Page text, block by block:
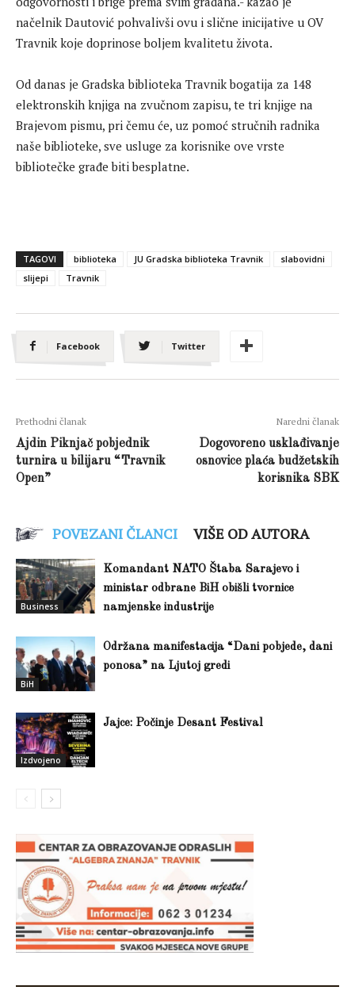
načelnik Dautović pohvalivši ovu i slične inicijative u OV
Travnik koje doprinose boljem kvalitetu života.
Od danas je Gradska biblioteka Travnik bogatija za 148
elektronskih knjiga na zvučnom zapisu, te tri knjige na
Brajevom pismu, pri čemu će, uz pomoć stručnih radnika
naše biblioteke, sve usluge za korisnike ove vrste
bibliotečke građe biti besplatne.
TAGOVI biblioteka JU Gradska biblioteka Travnik
slabovidni
slijepi
Travnik
Facebook Twitter
Prethodni članak
Ajdin Piknjač pobjednik
turnira u bilijaru “Travnik
Open”
Naredni članak
Dogovoreno usklađivanje
osnovice plaća budžetskih
korisnika SBK
POVEZANI ČLANCI VIŠE OD AUTORA
Business
Komandant NATO Štaba Sarajevo i
ministar odbrane BiH obišli tvornice
namjenske industrije
BiH
Održana manifestacija “Dani pobjede, dani
ponosa” na Ljutoj gredi
Izdvojeno
Jajce: Počinje Desant Festival